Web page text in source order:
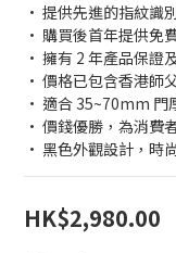
• 提供先進的指紋識
• 購買後首年提供免
• 擁有 2 年產品保證
• 價格已包含香港師
• 適合 35~70mm 門
• 價錢優勝，為消費
• 黑色外觀設計，時
HK$2,980.00